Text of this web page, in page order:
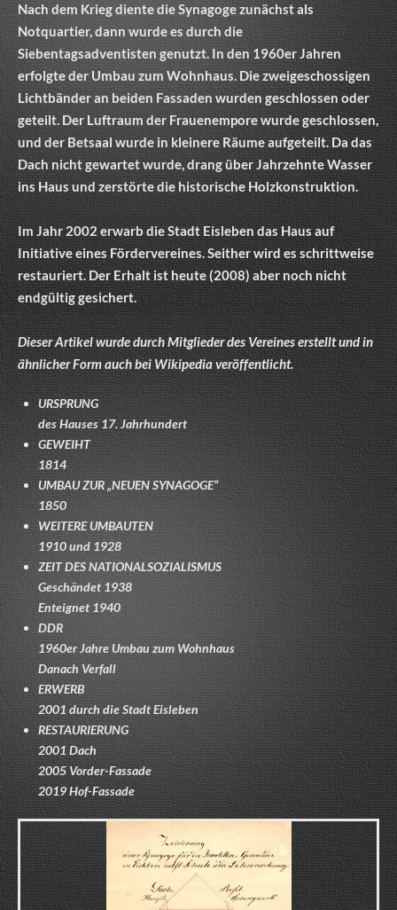
Nach dem Krieg diente die Synagoge zunächst als
Notquartier, dann wurde es durch die
Siebentagsadventisten genutzt. In den 1960er Jahren
erfolgte der Umbau zum Wohnhaus. Die zweigeschossigen
Lichtbänder an beiden Fassaden wurden geschlossen oder
geteilt. Der Luftraum der Frauenempore wurde geschlossen,
und der Betsaal wurde in kleinere Räume aufgeteilt. Da das
Dach nicht gewartet wurde, drang über Jahrzehnte Wasser
ins Haus und zerstörte die historische Holzkonstruktion.
Im Jahr 2002 erwarb die Stadt Eisleben das Haus auf
Initiative eines Fördervereines. Seither wird es schrittweise
restauriert. Der Erhalt ist heute (2008) aber noch nicht
endgültig gesichert.
Dieser Artikel wurde durch Mitglieder des Vereines erstellt und in
ähnlicher Form auch bei Wikipedia veröffentlicht.
URSPRUNG
des Hauses 17. Jahrhundert
GEWEIHT
1814
UMBAU ZUR „NEUEN SYNAGOGE“
1850
WEITERE UMBAUTEN
1910 und 1928
ZEIT DES NATIONALSOZIALISMUS
Geschändet 1938
Enteignet 1940
DDR
1960er Jahre Umbau zum Wohnhaus
Danach Verfall
ERWERB
2001 durch die Stadt Eisleben
RESTAURIERUNG
2001 Dach
2005 Vorder-Fassade
2019 Hof-Fassade